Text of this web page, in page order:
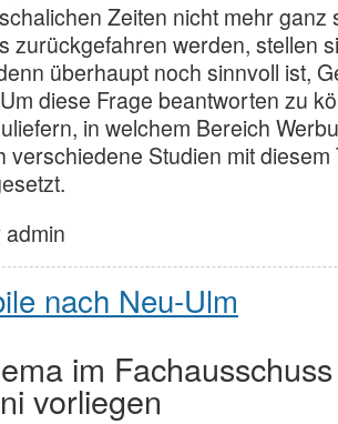
Zeiten nicht mehr ganz
zurückgefahren werden, stellen
überhaupt noch sinnvoll ist,
diese Frage beantworten zu
in welchem Bereich
verschiedene Studien mit diesem
admin
nach Neu-Ulm
im
vorliegen